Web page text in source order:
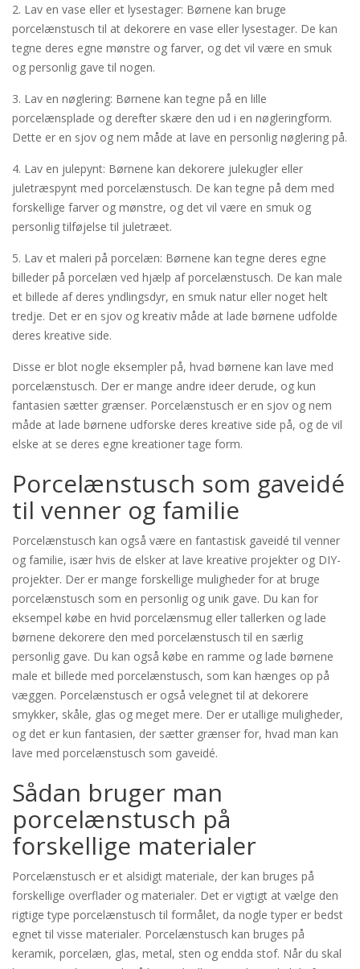
2. Lav en vase eller et lysestager: Børnene kan bruge
porcelænstusch til at dekorere en vase eller lysestager. De kan
tegne deres egne mønstre og farver, og det vil være en smuk
og personlig gave til nogen.
3. Lav en nøglering: Børnene kan tegne på en lille
porcelænsplade og derefter skære den ud i en nøgleringform.
Dette er en sjov og nem måde at lave en personlig nøglering på.
4. Lav en julepynt: Børnene kan dekorere julekugler eller
juletræspynt med porcelænstusch. De kan tegne på dem med
forskellige farver og mønstre, og det vil være en smuk og
personlig tilføjelse til juletræet.
5. Lav et maleri på porcelæn: Børnene kan tegne deres egne
billeder på porcelæn ved hjælp af porcelænstusch. De kan male
et billede af deres yndlingsdyr, en smuk natur eller noget helt
tredje. Det er en sjov og kreativ måde at lade børnene udfolde
deres kreative side.
Disse er blot nogle eksempler på, hvad børnene kan lave med
porcelænstusch. Der er mange andre ideer derude, og kun
fantasien sætter grænser. Porcelænstusch er en sjov og nem
måde at lade børnene udforske deres kreative side på, og de vil
elske at se deres egne kreationer tage form.
Porcelænstusch som gaveidé
til venner og familie
Porcelænstusch kan også være en fantastisk gaveidé til venner
og familie, især hvis de elsker at lave kreative projekter og DIY-
projekter. Der er mange forskellige muligheder for at bruge
porcelænstusch som en personlig og unik gave. Du kan for
eksempel købe en hvid porcelænsmug eller tallerken og lade
børnene dekorere den med porcelænstusch til en særlig
personlig gave. Du kan også købe en ramme og lade børnene
male et billede med porcelænstusch, som kan hænges op på
væggen. Porcelænstusch er også velegnet til at dekorere
smykker, skåle, glas og meget mere. Der er utallige muligheder,
og det er kun fantasien, der sætter grænser for, hvad man kan
lave med porcelænstusch som gaveidé.
Sådan bruger man
porcelænstusch på
forskellige materialer
Porcelænstusch er et alsidigt materiale, der kan bruges på
forskellige overflader og materialer. Det er vigtigt at vælge den
rigtige type porcelænstusch til formålet, da nogle typer er bedst
egnet til visse materialer. Porcelænstusch kan bruges på
keramik, porcelæn, glas, metal, sten og endda stof. Når du skal